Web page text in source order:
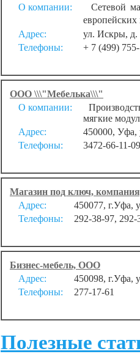
О компании:
Сетевой
Адрес:
ул. Искры, д.
Телефоны:
+ 7 (499)
ООО \\\"Мебелька\\\"
О компании:
мягкие
Адрес:
450000, Уфа,
Телефоны:
3472-66-11-09
Магазин под ключ,
Адрес:
450077, г.Уфа,
Телефоны:
292-38-97,
Бизнес-мебель, ООО
Адрес:
450098, г.Уфа,
Телефоны:
277-17-61
Полезные